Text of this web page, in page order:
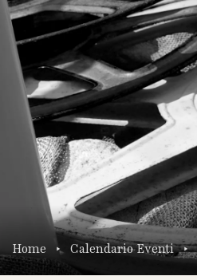
Home Calendario Eventi